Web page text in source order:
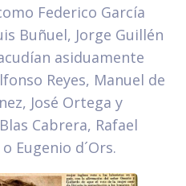
Federico García
Buñuel, Jorge Guillén
asiduamente
Reyes, Manuel de
José Ortega y
Cabrera, Rafael
Eugenio d´Ors.